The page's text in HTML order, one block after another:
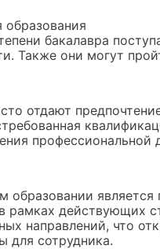
бакалавра
Также они могут
отдают
является
рамках действующих
направлений, что
для сотрудника.